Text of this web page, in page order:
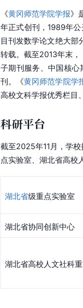
《黄冈师范学院学报》
年正式创刊，1989年
目刊发数学论文绝大部
转载。截至2013年末
子期刊服务、中国核
刊。《黄冈师范学院学
高校文科学报优秀栏目
科研平台
截至2025年11月，学
点实验室、湖北省高校
湖北省级重点实验室
湖北省协同创新中心
湖北省高校人文社科